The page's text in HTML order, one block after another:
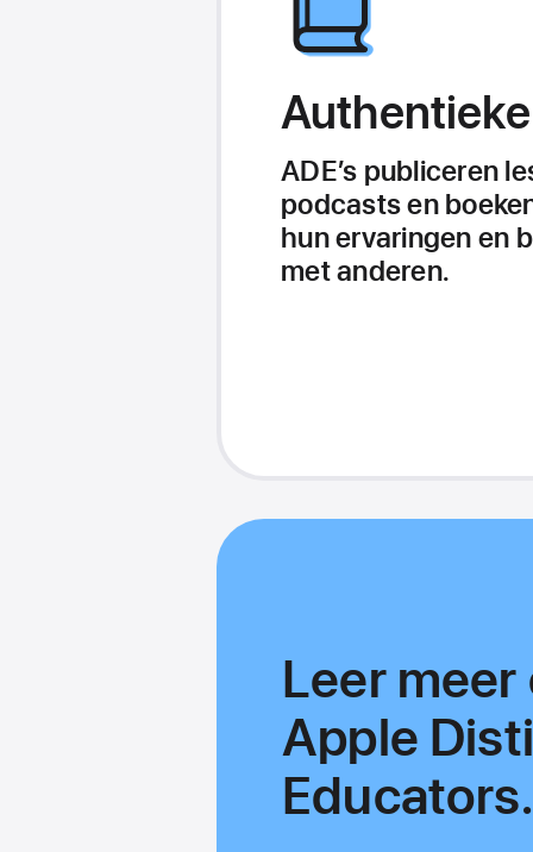
ADE’s publiceren
podcasts en
hun ervaringen en
met anderen.
Leer meer
Apple
Educators.